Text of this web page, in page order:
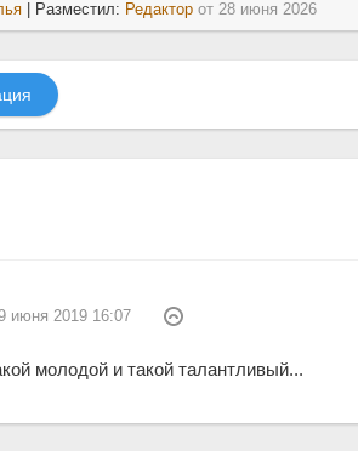
| Разместил: Редактор от 28 июня 2026
июня 2019 16:07
молодой и такой талантливый...